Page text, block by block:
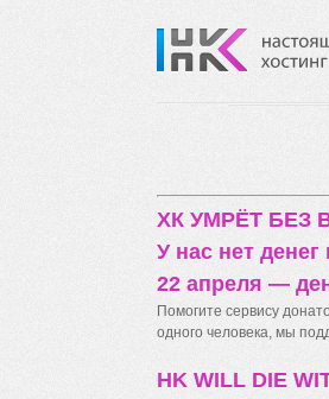
ХК УМРЁТ
У нас нет денег
22 апреля —
Помогите сервису
одного человека, мы
HK WILL DIE